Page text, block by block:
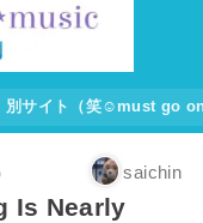
別サイト（笑☺must go
saichin
Is Nearly